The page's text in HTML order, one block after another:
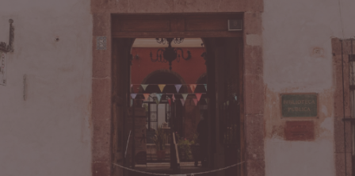
Ressources
Projets
À propos
Contact